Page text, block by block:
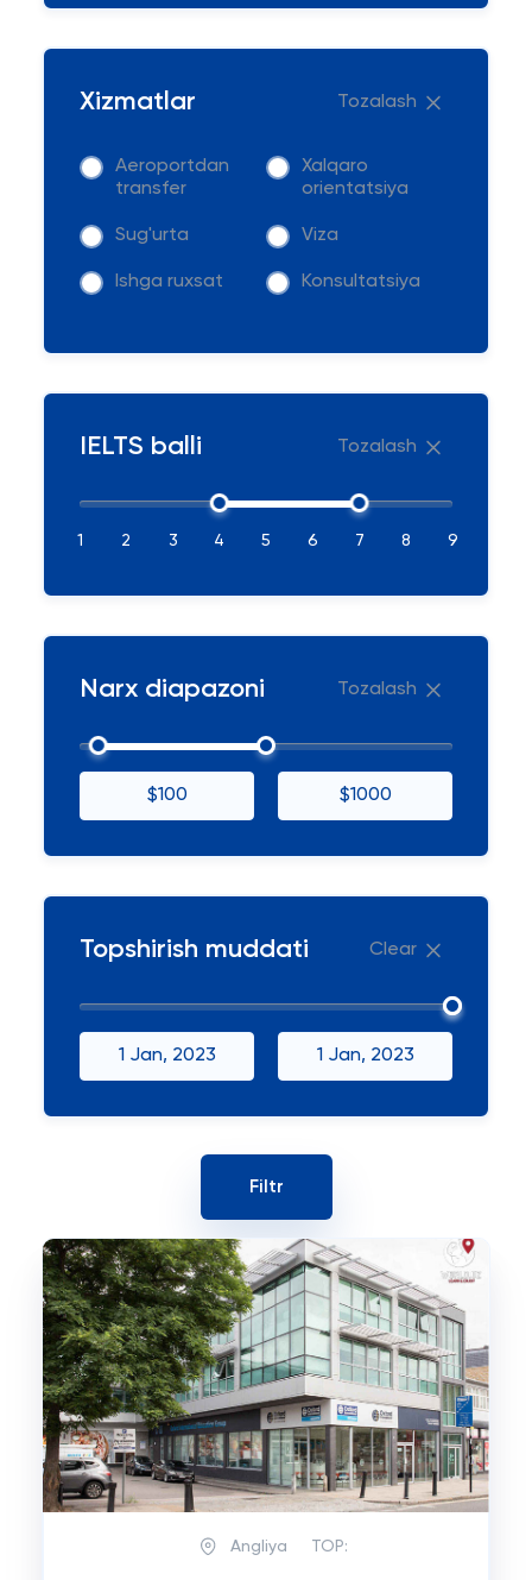
Xizmatlar Tozalash
Aeroportdan
transfer
Xalqaro
orientatsiya
Sug'urta Viza
Ishga ruxsat Konsultatsiya
IELTS balli Tozalash
1 2 3 4 5 6 7 8 9
Narx diapazoni Tozalash
$100 $1000
Topshirish muddati Clear
1 Jan, 2023 1 Jan, 2023
Angliya TOP: